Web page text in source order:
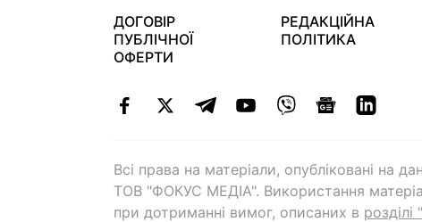
ДОГОВІР
ПУБЛІЧНОЇ
ОФЕРТИ
РЕДАКЦІЙНА
ПОЛІТИКА
Всі права на матеріали, опубліковані на
ТОВ "ФОКУС МЕДІА". Використання
при дотриманні вимог, описаних в